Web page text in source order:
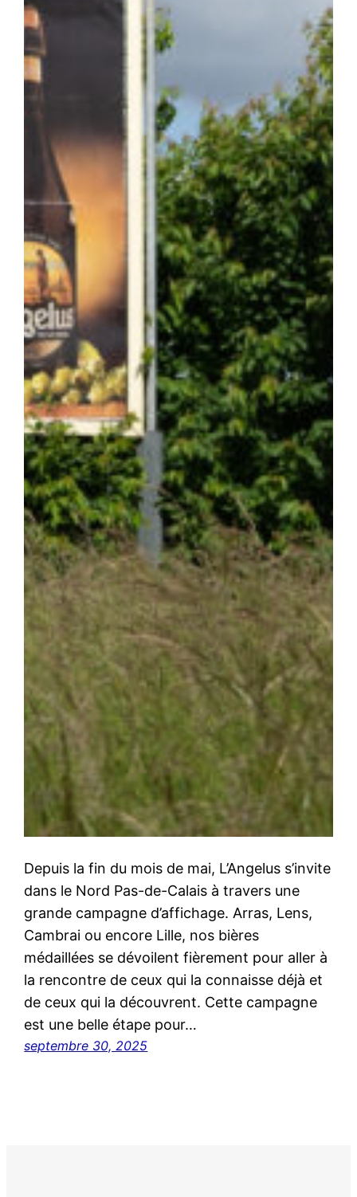
Depuis la fin du mois de mai, L’Angelus s’invite
dans le Nord Pas-de-Calais à travers une
grande campagne d’affichage. Arras, Lens,
Cambrai ou encore Lille, nos bières
médaillées se dévoilent fièrement pour aller à
la rencontre de ceux qui la connaisse déjà et
de ceux qui la découvrent. Cette campagne
est une belle étape pour…
septembre 30, 2025